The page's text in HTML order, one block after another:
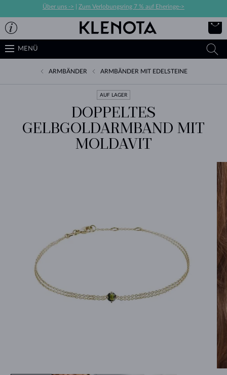
Über uns -> Zum Verlobungsring 7 % auf Eheringe->
MENÜ
ARMBÄNDER ARMBÄNDER MIT EDELSTEINE
AUF LAGER
DOPPELTES
GELBGOLDARMBAND MIT
MOLDAVIT